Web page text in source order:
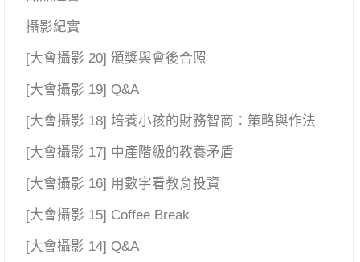
攝影紀實
[大會攝影 20] 頒獎與會後合照
[大會攝影 19] Q&A
[大會攝影 18] 培養小孩的財務智商：策略與作法
[大會攝影 17] 中產階級的教養矛盾
[大會攝影 16] 用數字看教育投資
[大會攝影 15] Coffee Break
[大會攝影 14] Q&A